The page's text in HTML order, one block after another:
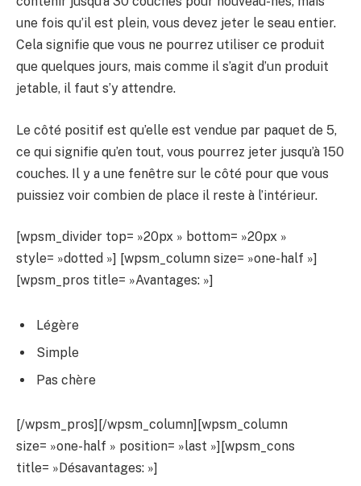
une fois qu’il est plein, vous devez jeter le seau entier.
Cela signifie que vous ne pourrez utiliser ce produit
que quelques jours, mais comme il s’agit d’un produit
jetable, il faut s’y attendre.
Le côté positif est qu’elle est vendue par paquet de 5,
ce qui signifie qu’en tout, vous pourrez jeter jusqu’à 150
couches. Il y a une fenêtre sur le côté pour que vous
puissiez voir combien de place il reste à l’intérieur.
[wpsm_divider top= »20px » bottom= »20px »
style= »dotted »] [wpsm_column size= »one-half »]
[wpsm_pros title= »Avantages: »]
Légère
Simple
Pas chère
[/wpsm_pros][/wpsm_column][wpsm_column
size= »one-half » position= »last »][wpsm_cons
title= »Désavantages: »]